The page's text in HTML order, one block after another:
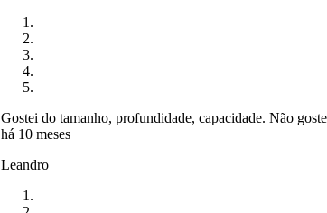
Gostei do tamanho, profundidade, capacidade. Não
há 10 meses
Leandro